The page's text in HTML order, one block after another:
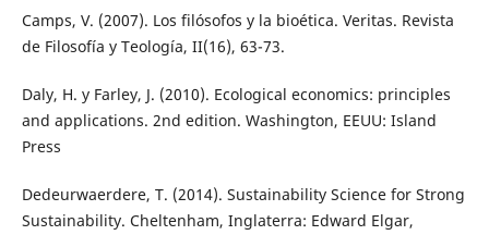
Camps, V. (2007). Los filósofos y la bioética. Veritas. Revista
de Filosofía y Teología, II(16), 63-73.
Daly, H. y Farley, J. (2010). Ecological economics: principles
and applications. 2nd edition. Washington, EEUU: Island
Press
Dedeurwaerdere, T. (2014). Sustainability Science for Strong
Sustainability. Cheltenham, Inglaterra: Edward Elgar,